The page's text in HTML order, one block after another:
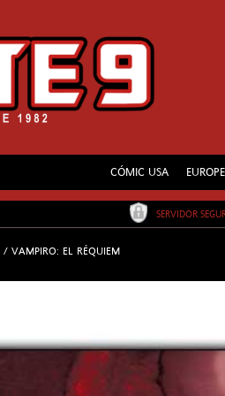
CÓMIC USA
SERVIDOR
/ VAMPIRO: EL RÉQUIEM